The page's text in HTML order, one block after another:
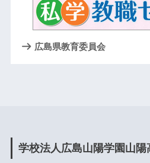
広島県教育委員会
学校法人広島山陽学園山陽